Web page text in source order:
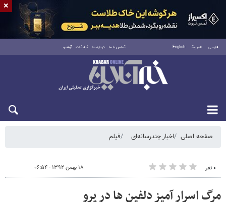
فارسی العربية English تماس با ما درباره ما تبلیغات آرشیو
شنبه ۱۷ مرداد ۱۴۰۵
صفحه اصلی اخبار چندرسانه‌ای فیلم
۰ نفر ۱۸ بهمن ۱۳۹۲ - ۰۶:۵۴
مرگ اسرار آمیز دلفین ها در پرو
×